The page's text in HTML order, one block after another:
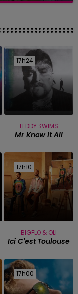
17h24
17h24
TEDDY SWIMS
Mr Know It All
17h10
17h10
BIGFLO & OLI
Ici C'est Toulouse
17h00
17h00